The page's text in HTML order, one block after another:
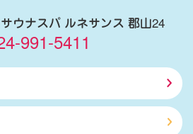
サウナスパ ルネサンス 郡山24
991-5411